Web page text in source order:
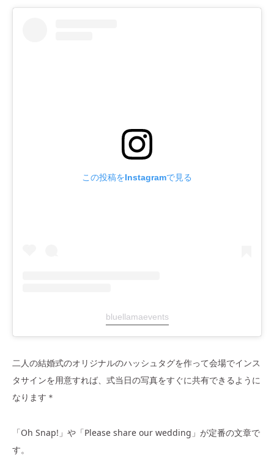
この投稿をInstagramで見る
bluellamaevents
二人の結婚式のオリジナルのハッシュタグを作って会場でインス
タサインを用意すれば、式当日の写真をすぐに共有できるように
なります＊
「Oh Snap!」や「Please share our wedding」が定番の文章で
す。